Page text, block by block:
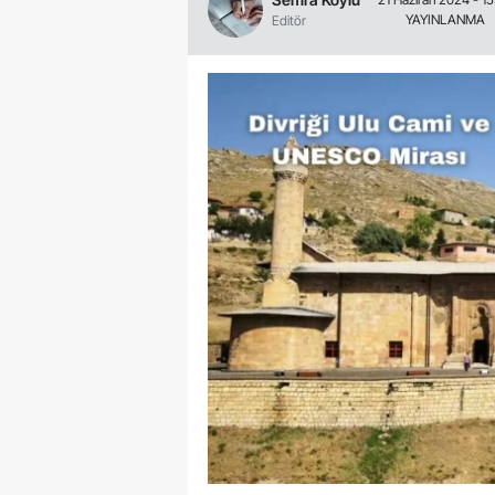
Editör
YAYINLANMA